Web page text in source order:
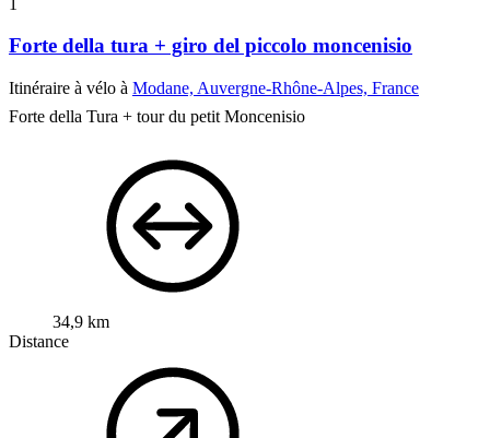
Forte della tura + giro del piccolo moncenisio
Itinéraire à vélo à Modane, Auvergne-Rhône-Alpes, France
Forte della Tura + tour du petit Moncenisio
34,9 km
Distance